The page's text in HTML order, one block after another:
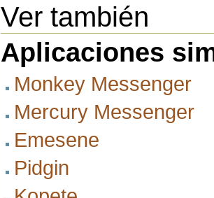
Ver también
Aplicaciones
Monkey Messenger
Mercury Messenger
Emesene
Pidgin